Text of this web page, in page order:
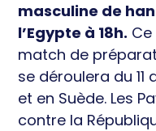
masculine de
l’Egypte à 18h.
match de
se déroulera du 11
et en Suède. Les
contre la